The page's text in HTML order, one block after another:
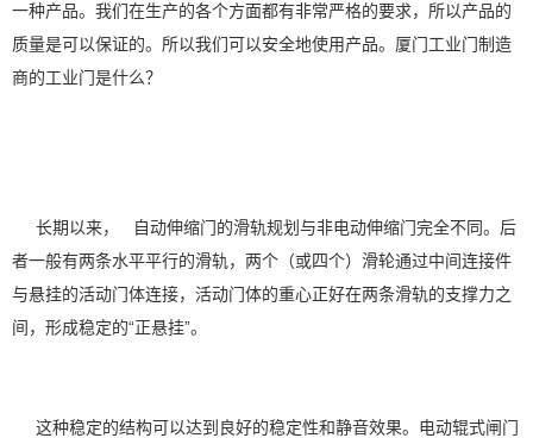
一种产品。我们在生产的各个方面都有非常严格的要求，所以产品的
质量是可以保证的。所以我们可以安全地使用产品。厦门工业门制造
商的工业门是什么？
长期以来， 自动伸缩门的滑轨规划与非电动伸缩门完全不同。后
者一般有两条水平平行的滑轨，两个（或四个）滑轮通过中间连接件
与悬挂的活动门体连接，活动门体的重心正好在两条滑轨的支撑力之
间，形成稳定的“正悬挂”。
这种稳定的结构可以达到良好的稳定性和静音效果。电动辊式闸门